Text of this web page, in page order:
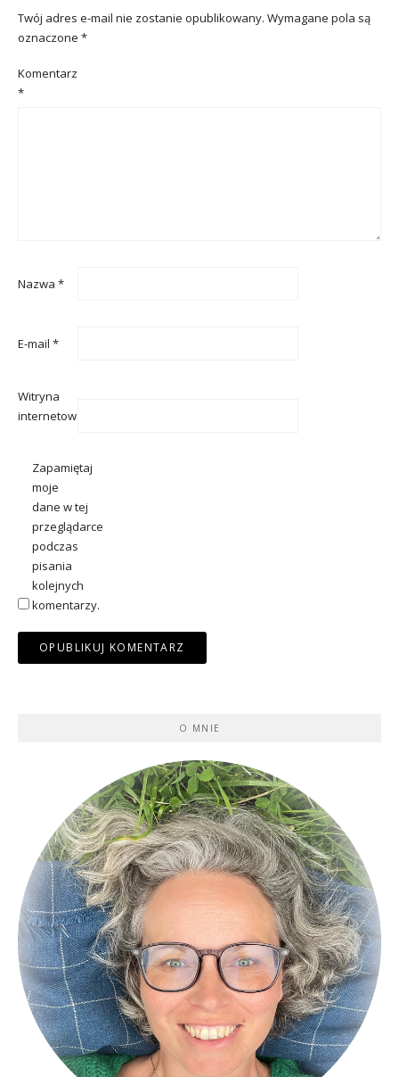
Twój adres e-mail nie zostanie opublikowany. Wymagane pola są
oznaczone *
Komentarz
*
Nazwa *
E-mail *
Witryna
internetowa
Zapamiętaj
moje
dane w tej
przeglądarce
podczas
pisania
kolejnych
komentarzy.
O MNIE